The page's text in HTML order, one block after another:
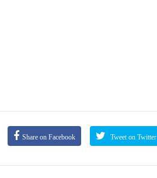
Share on Facebook Tweet on Twitter